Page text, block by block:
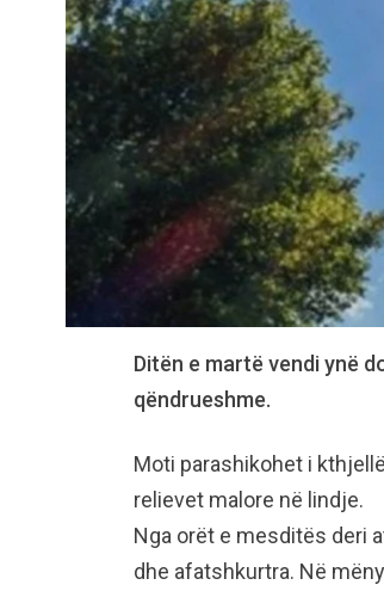
Ditën e martë vendi ynë
qëndrueshme.
Moti parashikohet i
relievet malore në lindje.
Nga orët e mesditës deri
dhe afatshkurtra. Në